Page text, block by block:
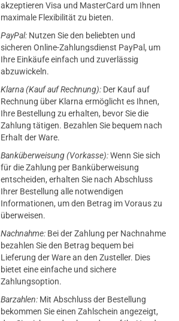
akzeptieren Visa und MasterCard um Ihnen
maximale Flexibilität zu bieten.
PayPal: Nutzen Sie den beliebten und
sicheren Online-Zahlungsdienst PayPal, um
Ihre Einkäufe einfach und zuverlässig
abzuwickeln.
Klarna (Kauf auf Rechnung): Der Kauf auf
Rechnung über Klarna ermöglicht es Ihnen,
Ihre Bestellung zu erhalten, bevor Sie die
Zahlung tätigen. Bezahlen Sie bequem nach
Erhalt der Ware.
Banküberweisung (Vorkasse):Wenn Sie sich
für die Zahlung per Banküberweisung
entscheiden, erhalten Sie nach Abschluss
Ihrer Bestellung alle notwendigen
Informationen, um den Betrag im Voraus zu
überweisen.
Nachnahme: Bei der Zahlung per Nachnahme
bezahlen Sie den Betrag bequem bei
Lieferung der Ware an den Zusteller. Dies
bietet eine einfache und sichere
Zahlungsoption.
Barzahlen: Mit Abschluss der Bestellung
bekommen Sie einen Zahlschein angezeigt,